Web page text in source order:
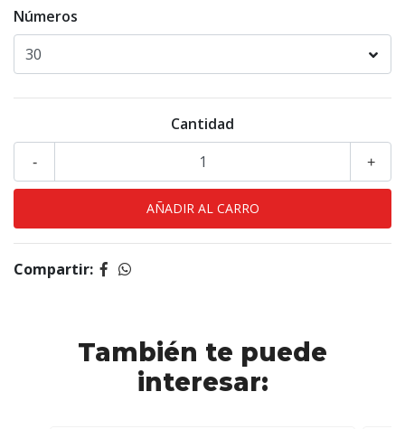
Números
Cantidad
+
-
Compartir:
También te puede
interesar: